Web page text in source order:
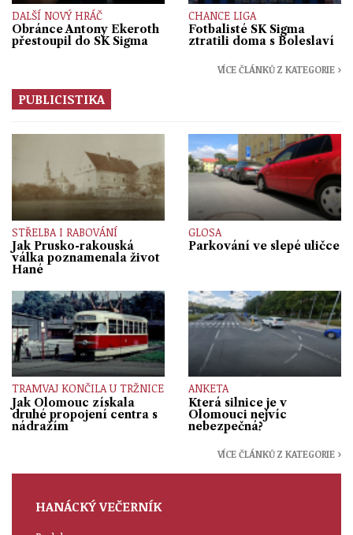
DALŠÍ NOVÝ HRÁČ
Obránce Antony Ekeroth
přestoupil do SK Sigma
CHANCE LIGA
Fotbalisté SK Sigma
ztratili doma s Boleslaví
VÍCE ČLÁNKŮ Z KATEGORIE ›
PUBLICISTIKA
STŘELBA I RABOVÁNÍ
Jak Prusko-rakouská
válka poznamenala život
Hané
GLOSA
Parkování ve slepé uličce
TRAMVAJ KONČILA U TRŽNICE
Jak Olomouc získala
druhé propojení centra s
nádražím
ANKETA
Která silnice je v
Olomouci nejvíc
nebezpečná?
VÍCE ČLÁNKŮ Z KATEGORIE ›
HANÁCKÝ VEČERNÍK